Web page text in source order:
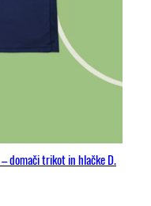
domači trikot in hlačke D.